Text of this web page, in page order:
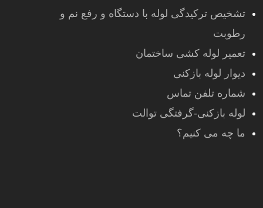
تشخیص ترکیدگی لوله با دستگاه و رفع نم و
رطوبت
تعمیر لوله کشی ساختمان
دیوار لوله بازکنی
شماره تلفن تماس
لوله بازکنی-گرفتگی توالت
ما چه می کنیم؟